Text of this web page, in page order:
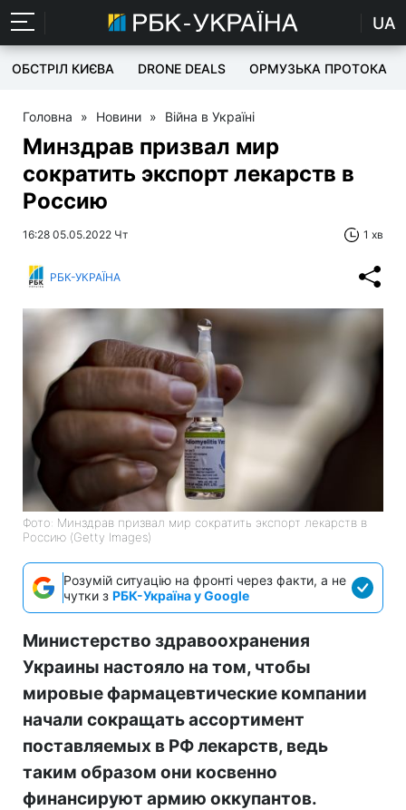
UA
ОБСТРІЛ КИЄВА DRONE DEALS ОРМУЗЬКА ПРОТОКА
Головна » Новини » Війна в Україні
Минздрав призвал мир
сократить экспорт лекарств в
Россию
16:28 05.05.2022 Чт 1 хв
РБК-УКРАЇНА
Фото: Минздрав призвал мир сократить экспорт лекарств в
Россию (Getty Images)
Розумій ситуацію на фронті через факти, а не
чутки з РБК-Україна у Google
Министерство здравоохранения
Украины настояло на том, чтобы
мировые фармацевтические компании
начали сокращать ассортимент
поставляемых в РФ лекарств, ведь
таким образом они косвенно
финансируют армию оккупантов.